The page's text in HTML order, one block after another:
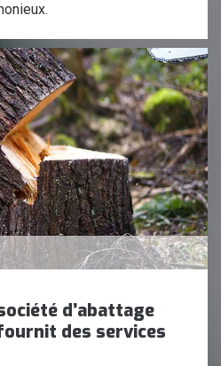
d’abattage
des services